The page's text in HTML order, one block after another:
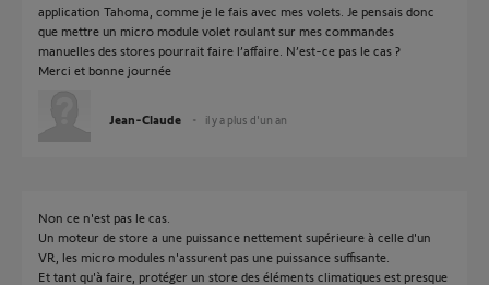
application Tahoma, comme je le fais avec mes volets. Je pensais donc
que mettre un micro module volet roulant sur mes commandes
manuelles des stores pourrait faire l’affaire. N’est-ce pas le cas ?
Merci et bonne journée
Jean-Claude il y a plus d'un an
Non ce n'est pas le cas.
Un moteur de store a une puissance nettement supérieure à celle d'un
VR, les micro modules n'assurent pas une puissance suffisante.
Et tant qu'à faire, protéger un store des éléments climatiques est presque